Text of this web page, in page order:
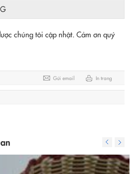
chúng tôi cập nhật. Cảm ơn quý
Gửi email In trang